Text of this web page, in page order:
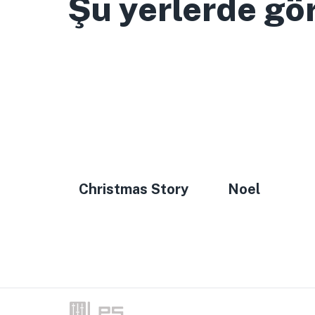
Şu yerlerde
Christmas Story Noel